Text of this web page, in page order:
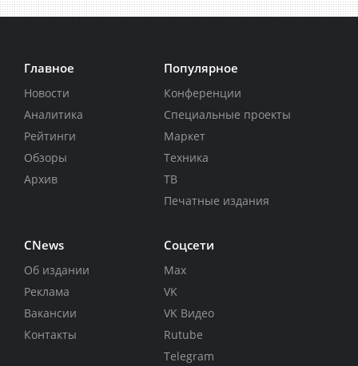
Главное
Новости
Аналитика
Рейтинги
Обзоры
Архив
Популярное
Конференции
Специальные проекты
Маркет
Техника
ТВ
Печатные издания
CNews
Об издании
Реклама
Вакансии
Контакты
Соцсети
Max
VK
VK Видео
Rutube
Telegram